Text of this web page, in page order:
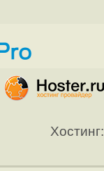
Хостинг: